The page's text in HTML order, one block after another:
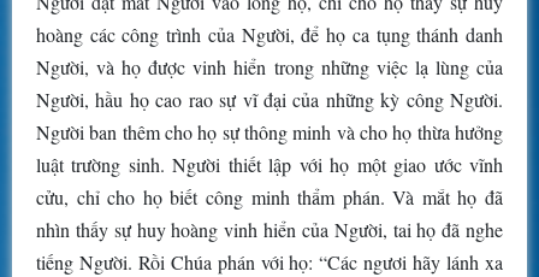
hoàng các công trình của Người, để họ ca tụng thánh danh
Người, và họ được vinh hiển trong những việc lạ lùng của
Người, hầu họ cao rao sự vĩ đại của những kỳ công Người.
Người ban thêm cho họ sự thông minh và cho họ thừa hưởng
luật trường sinh. Người thiết lập với họ một giao ước vĩnh
cửu, chỉ cho họ biết công minh thẩm phán. Và mắt họ đã
nhìn thấy sự huy hoàng vinh hiển của Người, tai họ đã nghe
tiếng Người. Rồi Chúa phán với họ: “Các ngươi hãy lánh xa